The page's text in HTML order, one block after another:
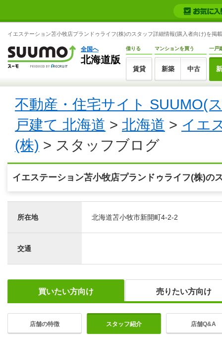
イエステーション苫小牧店プランドゥライフ(株)のスタッフ詳細情報(購入者向け)を掲
全国へ
北海道版
借りる
賃貸
マンションを買う
新築 中古
一戸
不動産・住宅サイト SUUMO(
戸建て 北海道 > 北海道 > イエ
(株) > スタッフブログ
イエステーション苫小牧店プランドゥライフ(株)の
所在地 北海道苫小牧市新開町4-2-2
交通
買いたい方向け 売りたい方向け
店舗の特徴 スタッフ紹介 店舗Q&A